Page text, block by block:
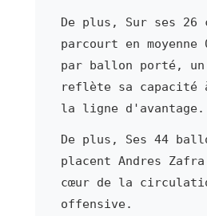
De plus, Sur ses
parcourt en moyenne
par ballon porté,
reflète sa capacité
la ligne d'avantage.
De plus, Ses 44
placent Andres Zafra
cœur de la
offensive.